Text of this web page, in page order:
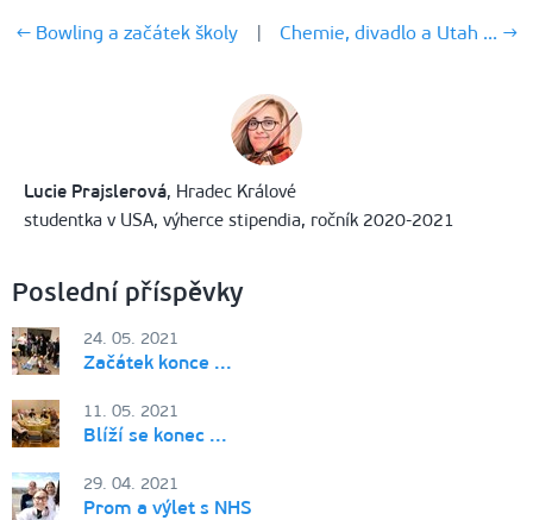
← Bowling a začátek školy | Chemie, divadlo a Utah ... →
Lucie Prajslerová, Hradec Králové
studentka v USA, výherce stipendia, ročník 2020-2021
Poslední příspěvky
24. 05. 2021
Začátek konce ...
11. 05. 2021
Blíží se konec ...
29. 04. 2021
Prom a výlet s NHS